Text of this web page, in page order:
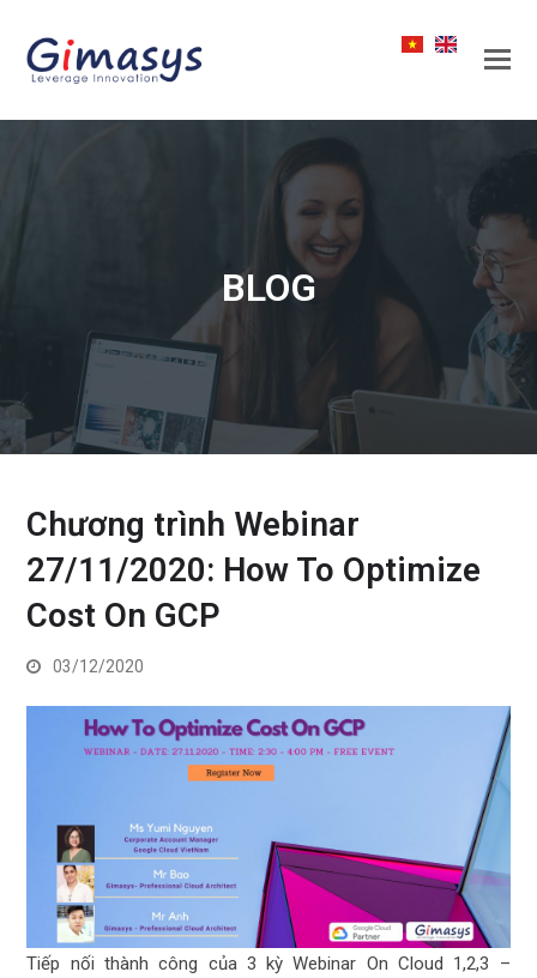
BLOG
Chương trình Webinar
27/11/2020: How To Optimize
Cost On GCP
03/12/2020
Tiếp nối thành công của 3 kỳ Webinar On Cloud 1,2,3 –